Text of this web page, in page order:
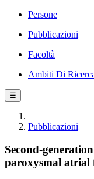
Persone
Pubblicazioni
Facoltà
Ambiti Di
☰
Pubblicazioni
Second-
paroxysmal